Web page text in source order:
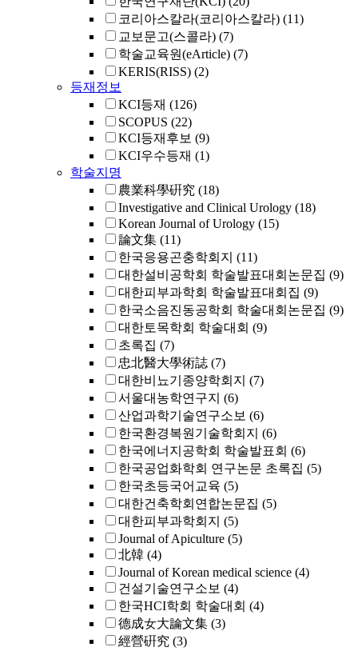
코리아스칼라(코리아스칼라) (11)
교보문고(스콜라) (7)
학술교육원(eArticle) (7)
KERIS(RISS) (2)
등재정보
KCI등재 (126)
SCOPUS (22)
KCI등재후보 (9)
KCI우수등재 (1)
학술지명
農業科學硏究 (18)
Investigative and Clinical Urology (18)
Korean Journal of Urology (15)
論文集 (11)
한국응용곤충학회지 (11)
대한설비공학회 학술발표대회논문집 (9)
대한피부과학회 학술발표대회집 (9)
한국소음진동공학회 학술대회논문집 (9)
대한토목학회 학술대회 (9)
초록집 (7)
忠北醫大學術誌 (7)
대한비뇨기종양학회지 (7)
서울대농학연구지 (6)
산업과학기술연구소보 (6)
한국환경복원기술학회지 (6)
한국에너지공학회 학술발표회 (6)
한국공업화학회 연구논문 초록집 (5)
한국초등국어교육 (5)
대한건축학회연합논문집 (5)
대한피부과학회지 (5)
Journal of Apiculture (5)
北韓 (4)
Journal of Korean medical science (4)
건설기술연구소보 (4)
한국HCI학회 학술대회 (4)
德成女大論文集 (3)
經營硏究 (3)